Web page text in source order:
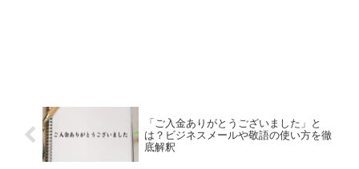
「ご入金ありがとうございました」と
は？ビジネスメールや敬語の使い方を徹
底解釈